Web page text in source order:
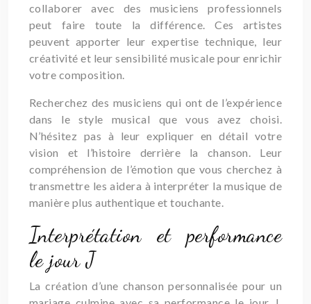
collaborer avec des musiciens professionnels
peut faire toute la différence. Ces artistes
peuvent apporter leur expertise technique, leur
créativité et leur sensibilité musicale pour enrichir
votre composition.
Recherchez des musiciens qui ont de l’expérience
dans le style musical que vous avez choisi.
N’hésitez pas à leur expliquer en détail votre
vision et l’histoire derrière la chanson. Leur
compréhension de l’émotion que vous cherchez à
transmettre les aidera à interpréter la musique de
manière plus authentique et touchante.
Interprétation et performance
le jour J
La création d’une chanson personnalisée pour un